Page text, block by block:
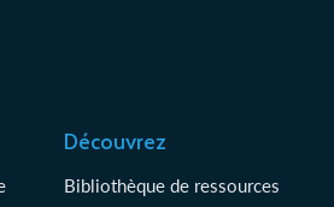
Découvrez
Bibliothèque de ressources